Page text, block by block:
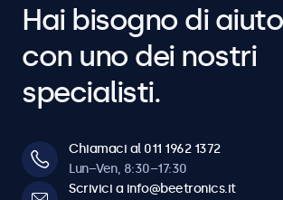
Hai bisogno di
con uno dei nostri
specialisti.
Chiamaci al 011 1962 1372
Lun–Ven, 8:30–17:30
Scrivici a info@beetronics.it